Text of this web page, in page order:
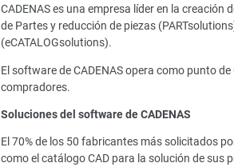
CADENAS es una empresa líder en la
de Partes y reducción de piezas
(eCATALOGsolutions).
El software de CADENAS opera como punto
compradores.
Soluciones del software de CADENAS
El 70% de los 50 fabricantes más solicitados
como el catálogo CAD para la solución de sus